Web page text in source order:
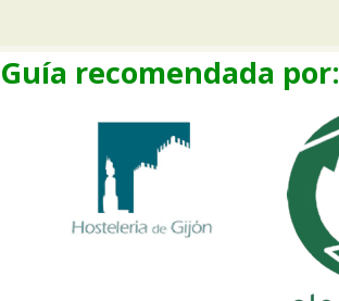
Guía recomendada por: